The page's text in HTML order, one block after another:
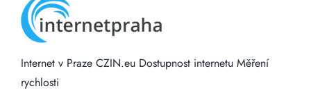
Internet v Praze CZIN.eu Dostupnost internetu Měření
rychlosti